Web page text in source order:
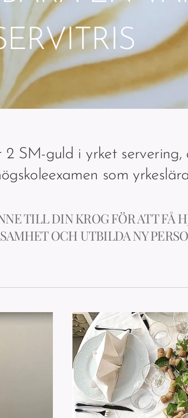
2 SM-guld i yrket servering,
som
TILL DIN KROG FÖR ATT FÅ
OCH UTBILDA NY